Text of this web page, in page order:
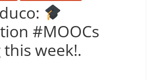
#MOOCs
week!.